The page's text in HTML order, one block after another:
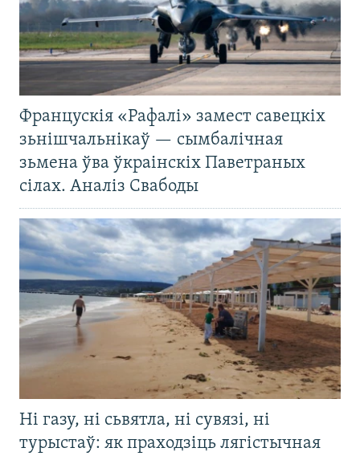
Францускія «Рафалі» замест савецкіх
зьнішчальнікаў — сымбалічная
зьмена ўва ўкраінскіх Паветраных
сілах. Аналіз Свабоды
Ні газу, ні сьвятла, ні сувязі, ні
турыстаў: як праходзіць лягістычная